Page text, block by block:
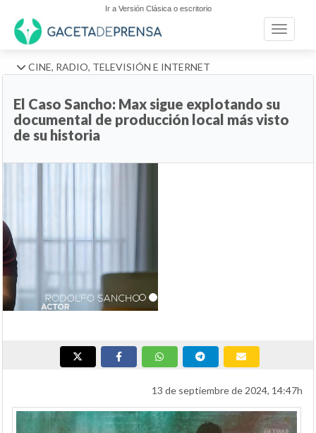
Ir a Versión Clásica o escritorio
Toggle
CINE, RADIO, TELEVISIÓN E INTERNET
El Caso Sancho: Max sigue explotando su
documental de producción local más visto
de su historia
13 de septiembre de 2024, 14:47h